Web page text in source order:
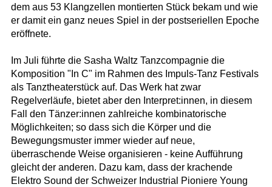
dem aus 53 Klangzellen montierten Stück bekam und wie
er damit ein ganz neues Spiel in der postseriellen Epoche
eröffnete.
Im Juli führte die Sasha Waltz Tanzcompagnie die
Komposition "In C" im Rahmen des Impuls-Tanz Festivals
als Tanztheaterstück auf. Das Werk hat zwar
Regelverläufe, bietet aber den Interpret:innen, in diesem
Fall den Tänzer:innen zahlreiche kombinatorische
Möglichkeiten; so dass sich die Körper und die
Bewegungsmuster immer wieder auf neue,
überraschende Weise organisieren - keine Aufführung
gleicht der anderen. Dazu kam, dass der krachende
Elektro Sound der Schweizer Industrial Pioniere Young